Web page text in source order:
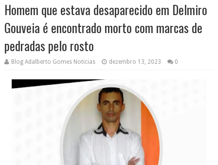
Homem que estava desaparecido em Delmiro
Gouveia é encontrado morto com marcas de
pedradas pelo rosto
Blog Adalberto Gomes Noticias dezembro 13, 2023 0